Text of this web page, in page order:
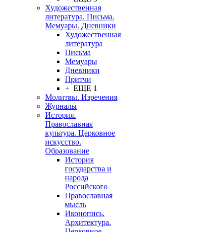
Художественная
литература. Письма.
Мемуары. Дневники
Художественная
литература
Письма
Мемуары
Дневники
Притчи
+ ЕЩЕ 1
Молитвы. Изречения
Журналы
История.
Православная
культура. Церковное
искусство.
Образование
История
государства и
народа
Российского
Православная
мысль
Иконопись.
Архитектура.